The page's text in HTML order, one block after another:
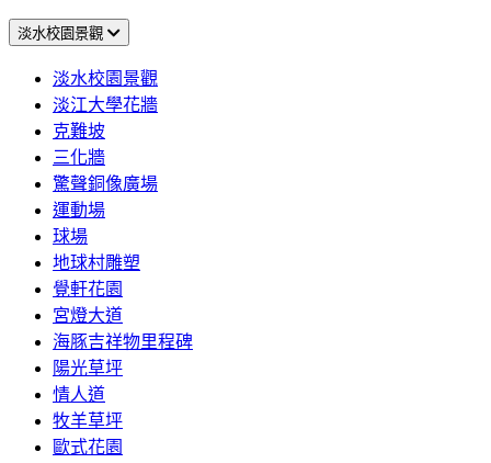
淡水校園景觀
淡水校園景觀
淡江大學花牆
克難坡
三化牆
驚聲銅像廣場
運動場
球場
地球村雕塑
覺軒花園
宮燈大道
海豚吉祥物里程碑
陽光草坪
情人道
牧羊草坪
歐式花園